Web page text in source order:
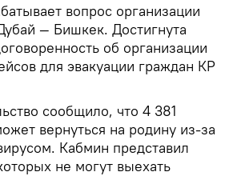
вопрос организации
— Бишкек. Достигнута
об организации
для эвакуации граждан КР
сообщило, что 4 381
вернуться на родину из-за
Кабмин представил
не могут выехать